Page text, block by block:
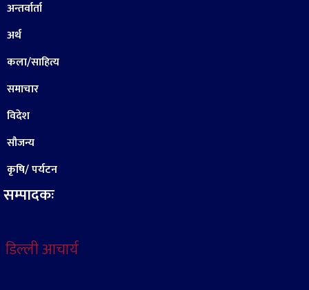
अन्तर्वार्ता
अर्थ
कला/साहित्य
समाचार
विदेश
सौजन्य
कृषि/ पर्यटन
सम्पादकः
डिल्ली आचार्य